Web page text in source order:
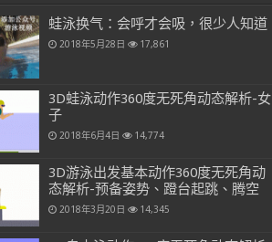
蛙泳换气：会呼才会吸，很少人知道
2018年5月28日 17,861
3D蛙泳动作360度无死角动态解析-女
子
2018年6月4日 14,774
3D游泳出发基本动作360度无死角动
态解析-预备姿势、蹬台起跳、腾空
2018年3月20日 14,345